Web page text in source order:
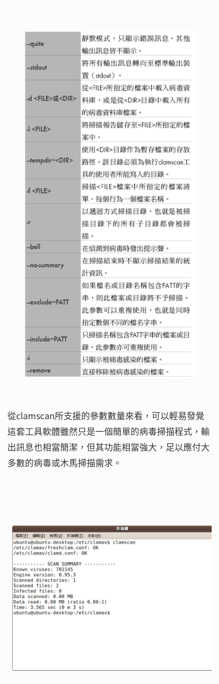
從clamscan所支援的參數數量來看，可以輕易發覺
這套工具軟體雖然只是一個簡單的病毒掃描程式，輸
出訊息也相當簡潔，但其功能相當強大，足以應付大
多數的病毒或木馬掃描需求。